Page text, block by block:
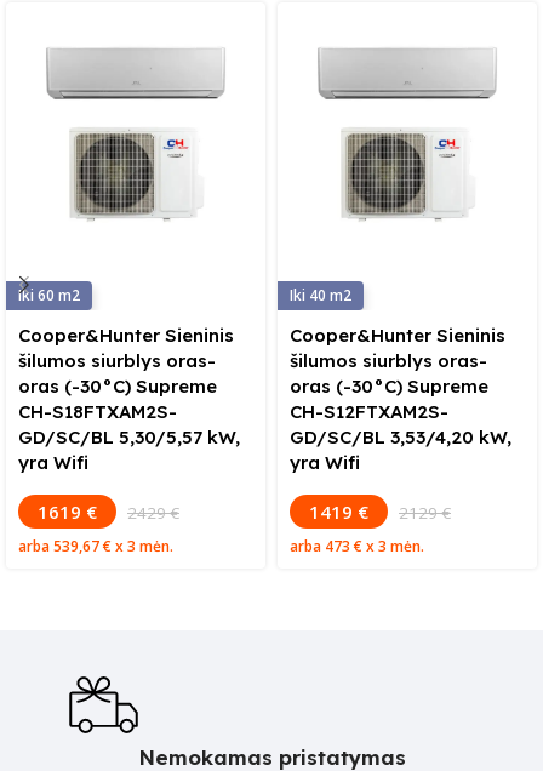
60
Cooper&Hunter Sieninis
šilumos siurblys oras-
oras (-30°C) Supreme
CH-S18FTXAM2S-
GD/SC/BL 5,30/5,57 kW,
yra Wifi
1619 € 2429 €
arba539,67 €x 3 mėn.
40
Cooper&Hunter Sieninis
šilumos siurblys oras-
oras (-30°C) Supreme
CH-S12FTXAM2S-
GD/SC/BL 3,53/4,20 kW,
yra Wifi
1419 € 2129 €
arba 473 €x 3 mėn.
Nemokamas pristatymas